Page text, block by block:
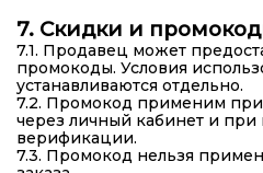
7. Скидки и
7.1. Продавец может
промокоды. Условия
устанавливаются отдельно.
7.2. Промокод применим
через личный кабинет и при
верификации.
7.3. Промокод нельзя